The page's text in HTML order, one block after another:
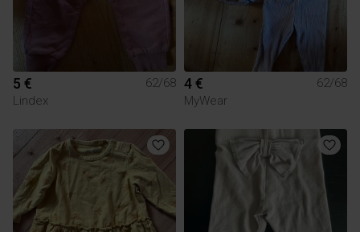
5 €
62/68
Lindex
4 €
62/68
MyWear